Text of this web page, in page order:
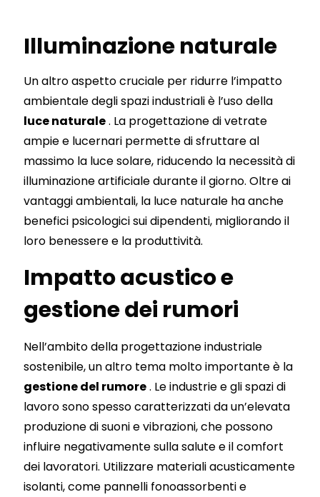
Illuminazione naturale
Un altro aspetto cruciale per ridurre l’impatto
ambientale degli spazi industriali è l’uso della
luce naturale. La progettazione di vetrate
ampie e lucernari permette di sfruttare al
massimo la luce solare, riducendo la necessità di
illuminazione artificiale durante il giorno. Oltre ai
vantaggi ambientali, la luce naturale ha anche
benefici psicologici sui dipendenti, migliorando il
loro benessere e la produttività.
Impatto acustico e
gestione dei rumori
Nell’ambito della progettazione industriale
sostenibile, un altro tema molto importante è la
gestione del rumore. Le industrie e gli spazi di
lavoro sono spesso caratterizzati da un’elevata
produzione di suoni e vibrazioni, che possono
influire negativamente sulla salute e il comfort
dei lavoratori. Utilizzare materiali acusticamente
isolanti, come pannelli fonoassorbenti e